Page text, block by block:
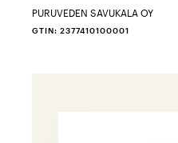
PURUVEDEN SAVUKALA OY
GTIN: 2377410100001